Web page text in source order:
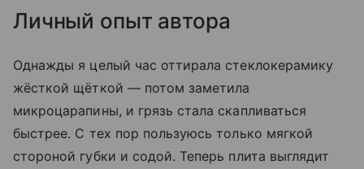
Личный опыт автора
Однажды я целый час оттирала стеклокерамику
жёсткой щёткой — потом заметила
микроцарапины, и грязь стала скапливаться
быстрее. С тех пор пользуюсь только мягкой
стороной губки и содой. Теперь плита выглядит